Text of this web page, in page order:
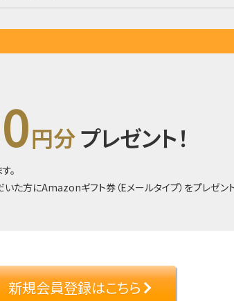
円分プレゼント！
。
た方にAmazonギフト券（Eメールタイプ）をプレゼン
新規会員登録はこちら